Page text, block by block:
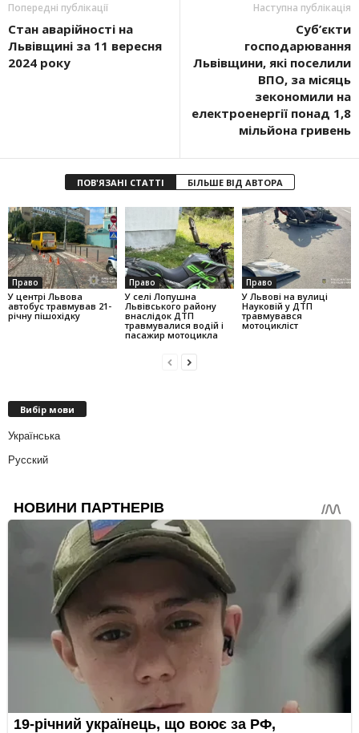
Попередні публікації
Стан аварійності на
Львівщині за 11 вересня
2024 року
Наступна публікація
Суб’єкти
господарювання
Львівщини, які поселили
ВПО, за місяць
зекономили на
електроенергії понад 1,8
мільйона гривень
ПОВ'ЯЗАНІ СТАТТІ БІЛЬШЕ ВІД АВТОРА
Право
У центрі Львова
автобус травмував 21-
річну пішохідку
Право
У селі Лопушна
Львівського району
внаслідок ДТП
травмувалися водій і
пасажир мотоцикла
Право
У Львові на вулиці
Науковій у ДТП
травмувався
мотоцикліст
Вибір мови
Українська
Русский